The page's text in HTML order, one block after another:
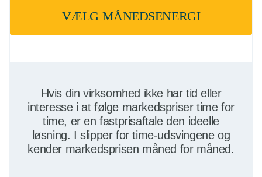
VÆLG MÅNEDSENERGI
Hvis din virksomhed ikke har tid eller
interesse i at følge markedspriser time for
time, er en fastprisaftale den ideelle
løsning. I slipper for time-udsvingene og
kender markedsprisen måned for måned.